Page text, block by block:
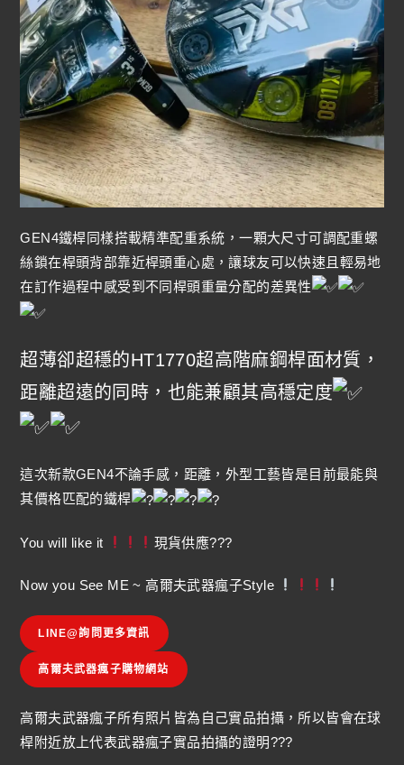
GEN4鐵桿同樣搭載精準配重系統，一顆大尺寸可調配重螺
絲鎖在桿頭背部靠近桿頭重心處，讓球友可以快速且輕易地
在訂作過程中感受到不同桿頭重量分配的差異性
超薄卻超穩的HT1770超高階麻鋼桿面材質，
距離超遠的同時，也能兼顧其高穩定度
這次新款GEN4不論手感，距離，外型工藝皆是目前最能與
其價格匹配的鐵桿
You will like it 現貨供應???
Now you See ME ~ 高爾夫武器瘋子Style
LINE@詢問更多資訊
高爾夫武器瘋子購物網站
高爾夫武器瘋子所有照片皆為自己實品拍攝，所以皆會在球
桿附近放上代表武器瘋子實品拍攝的證明???